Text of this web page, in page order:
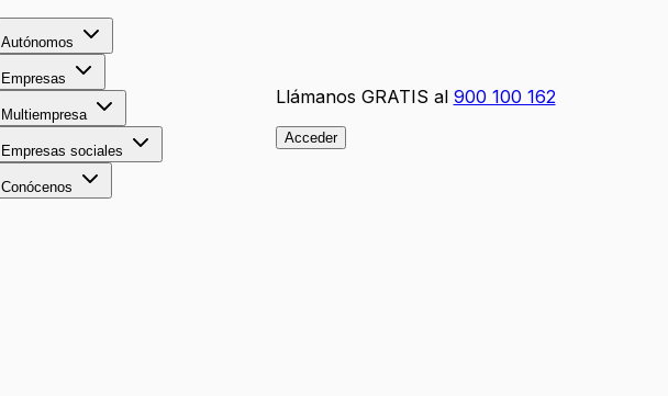
Autónomos
Empresas
Multiempresa
Empresas sociales
Conócenos
Llámanos GRATIS al 900 100 162
Acceder